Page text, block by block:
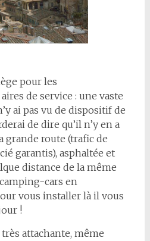
pour les
de service : une vaste
ai pas vu de dispositif de
de dire qu’il n’y en a
grande route (trafic de
garantis), asphaltée et
distance de la même
cars en
vous installer là il vous
!
attachante, même